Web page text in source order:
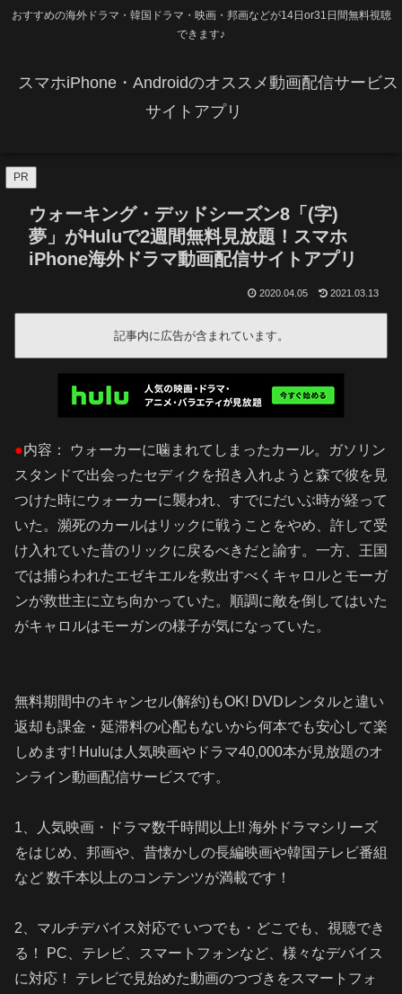
おすすめの海外ドラマ・韓国ドラマ・映画・邦画などが14日or31日間無料視聴
できます♪
スマホiPhone・Androidのオススメ動画配信サービス
サイトアプリ
PR
ウォーキング・デッドシーズン8「(字)
夢」がHuluで2週間無料見放題！スマホ
iPhone海外ドラマ動画配信サイトアプリ
2020.04.05 2021.03.13
記事内に広告が含まれています。
●内容： ウォーカーに噛まれてしまったカール。ガソリン
スタンドで出会ったセディクを招き入れようと森で彼を見
つけた時にウォーカーに襲われ、すでにだいぶ時が経って
いた。瀕死のカールはリックに戦うことをやめ、許して受
け入れていた昔のリックに戻るべきだと諭す。一方、王国
では捕らわれたエゼキエルを救出すべくキャロルとモーガ
ンが救世主に立ち向かっていた。順調に敵を倒してはいた
がキャロルはモーガンの様子が気になっていた。
無料期間中のキャンセル(解約)もOK! DVDレンタルと違い
返却も課金・延滞料の心配もないから何本でも安心して楽
しめます! Huluは人気映画やドラマ40,000本が見放題のオ
ンライン動画配信サービスです。
1、人気映画・ドラマ数千時間以上!! 海外ドラマシリーズ
をはじめ、邦画や、昔懐かしの長編映画や韓国テレビ番組
など 数千本以上のコンテンツが満載です！
2、マルチデバイス対応で いつでも・どこでも、視聴でき
る！ PC、テレビ、スマートフォンなど、様々なデバイス
に対応！ テレビで見始めた動画のつづきをスマートフォ